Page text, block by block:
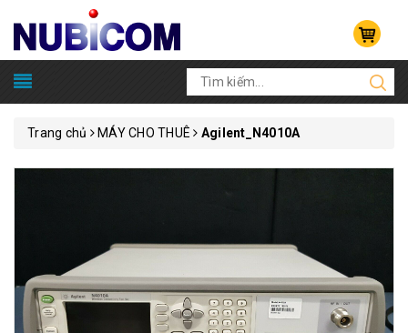
Trang chủ MÁY CHO THUÊ Agilent_N4010A